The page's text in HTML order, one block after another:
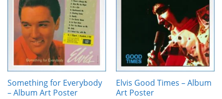
Wunschliste
hinzufügen
Something for Everybody
– Album Art Poster
Wunschliste
hinzufügen
Elvis Good Times – Album
Art Poster